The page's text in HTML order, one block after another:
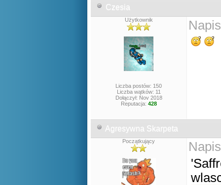
Czesia
Użytkownik
Liczba postów: 150
Liczba wątków: 11
Dołączył: Nov 2018
Reputacja: 428
Agresywna Skarpeta
Początkujący